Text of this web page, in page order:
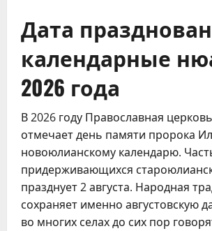
Дата
календарные
2026 года
В 2026 году Православная
отмечает день памяти пророка
новоюлианскому календарю.
придерживающихся
празднует 2 августа. Народная
сохраняет именно августовскую
во многих селах до сих пор